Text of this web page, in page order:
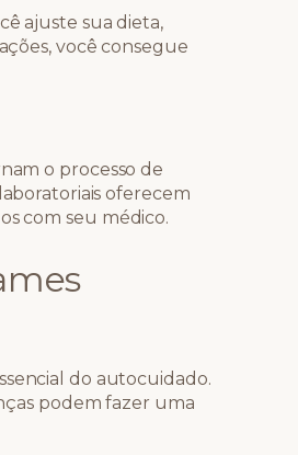
ajuste sua dieta,
você consegue
o processo de
oferecem
com seu médico.
do autocuidado.
podem fazer uma